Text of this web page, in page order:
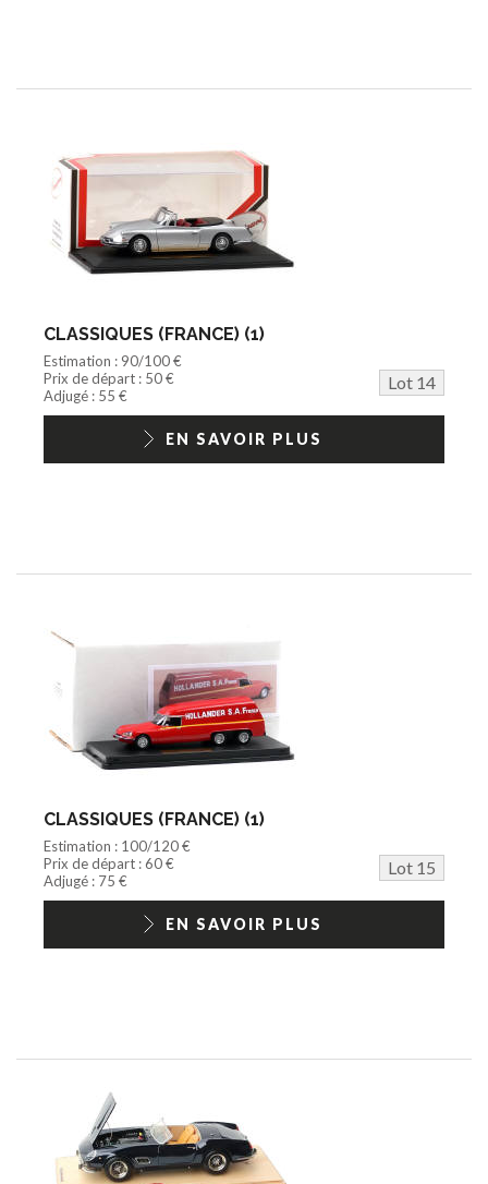
CLASSIQUES (FRANCE) (1)
Estimation : 90/100 €
Prix de départ : 50 €
Lot 14
Adjugé : 55 €
EN SAVOIR PLUS
CLASSIQUES (FRANCE) (1)
Estimation : 100/120 €
Prix de départ : 60 €
Lot 15
Adjugé : 75 €
EN SAVOIR PLUS